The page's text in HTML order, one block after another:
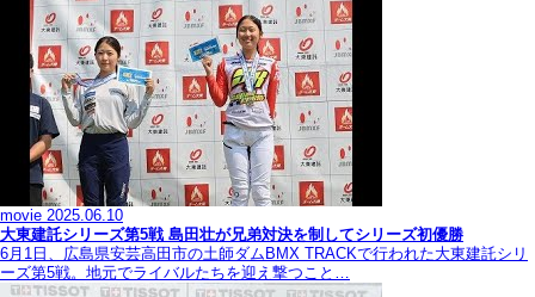
movie 2025.06.10
大東建託シリーズ第5戦 島田壮が兄弟対決を制してシリーズ初優勝
6月1日、広島県安芸高田市の土師ダムBMX TRACKで行われた大東建託シリ
ーズ第5戦。地元でライバルたちを迎え撃つこと…